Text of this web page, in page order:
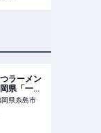
ラーメン
県「一蘭
特製ソフ
- 糸島産
を使用
岡県糸島市